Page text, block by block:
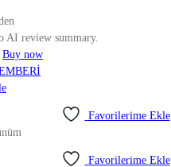
AI review summary.
Buy now
Favorilerime Ekle
Favorilerime Ekle